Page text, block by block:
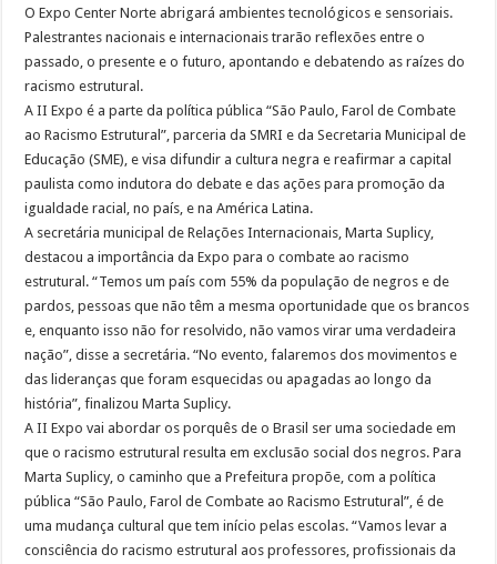
O Expo Center Norte abrigará ambientes tecnológicos e sensoriais.
Palestrantes nacionais e internacionais trarão reflexões entre o
passado, o presente e o futuro, apontando e debatendo as raízes do
racismo estrutural.
A II Expo é a parte da política pública “São Paulo, Farol de Combate
ao Racismo Estrutural”, parceria da SMRI e da Secretaria Municipal de
Educação (SME), e visa difundir a cultura negra e reafirmar a capital
paulista como indutora do debate e das ações para promoção da
igualdade racial, no país, e na América Latina.
A secretária municipal de Relações Internacionais, Marta Suplicy,
destacou a importância da Expo para o combate ao racismo
estrutural. “Temos um país com 55% da população de negros e de
pardos, pessoas que não têm a mesma oportunidade que os brancos
e, enquanto isso não for resolvido, não vamos virar uma verdadeira
nação”, disse a secretária. “No evento, falaremos dos movimentos e
das lideranças que foram esquecidas ou apagadas ao longo da
história”, finalizou Marta Suplicy.
A II Expo vai abordar os porquês de o Brasil ser uma sociedade em
que o racismo estrutural resulta em exclusão social dos negros. Para
Marta Suplicy, o caminho que a Prefeitura propõe, com a política
pública “São Paulo, Farol de Combate ao Racismo Estrutural”, é de
uma mudança cultural que tem início pelas escolas. “Vamos levar a
consciência do racismo estrutural aos professores, profissionais da